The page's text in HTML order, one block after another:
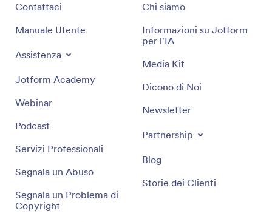
Contattaci
Manuale Utente
Assistenza
Jotform Academy
Webinar
Podcast
Servizi Professionali
Segnala un Abuso
Segnala un Problema di
Copyright
Chi siamo
Informazioni su Jotform
per l'IA
Media Kit
Dicono di Noi
Newsletter
Partnership
Blog
Storie dei Clienti